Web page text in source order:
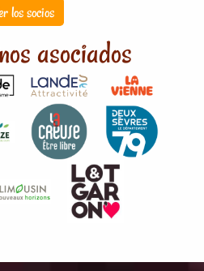
los socios
asociados